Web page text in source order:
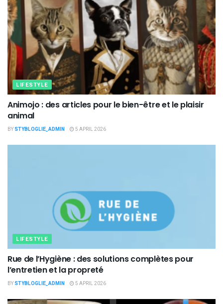
LIFESTYLE
Animojo : des articles pour le bien-être et le plaisir
animal
BY STYBLOGLIE_ADMIN 5 APRIL 2026
LIFESTYLE
Rue de l’Hygiène : des solutions complètes pour
l’entretien et la propreté
BY STYBLOGLIE_ADMIN 5 APRIL 2026